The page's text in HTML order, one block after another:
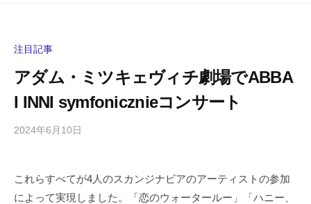
注目記事
アダム・ミツキェヴィチ劇場でABBA
I INNI symfonicznieコンサート
2024年6月10日
iの
コ
これらすべてが4人のスカンジナビアのアーティストの参加
によって実現しました。「恋のウォータールー」「ハニー、